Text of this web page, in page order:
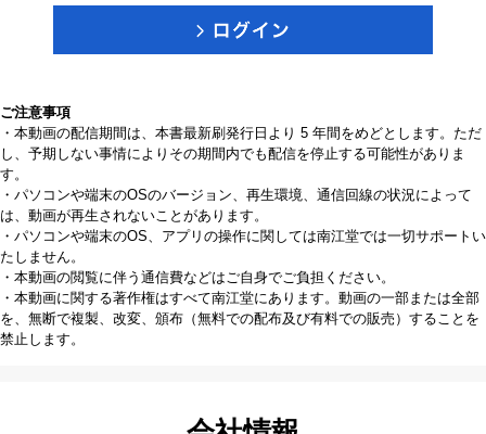
ご注意事項
・本動画の配信期間は、本書最新刷発行日より 5 年間をめどとします。ただ
し、予期しない事情によりその期間内でも配信を停止する可能性がありま
す。
・パソコンや端末のOSのバージョン、再生環境、通信回線の状況によって
は、動画が再生されないことがあります。
・パソコンや端末のOS、アプリの操作に関しては南江堂では一切サポートい
たしません。
・本動画の閲覧に伴う通信費などはご自身でご負担ください。
・本動画に関する著作権はすべて南江堂にあります。動画の一部または全部
を、無断で複製、改変、頒布（無料での配布及び有料での販売）することを
禁止します。